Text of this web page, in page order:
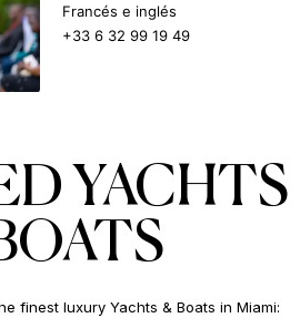
Francés e inglés
+33 6 32 99 19 49
YACHTS
finest luxury Yachts & Boats in Miami: